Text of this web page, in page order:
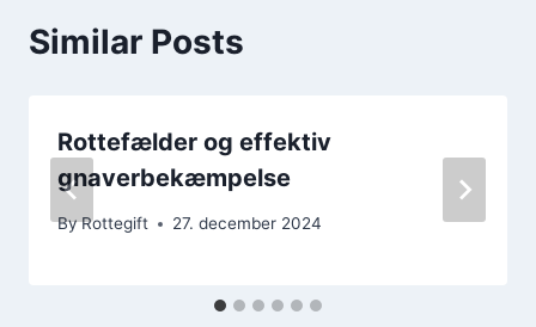
Similar Posts
Rottefælder og effektiv
gnaverbekæmpelse
ByRottegift 27. december 2024